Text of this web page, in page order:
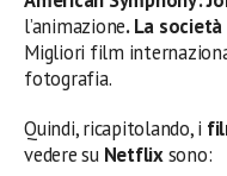
l’animazione. La
Migliori film
fotografia.
Quindi, ricapitolando, i
vedere su Netflixsono: